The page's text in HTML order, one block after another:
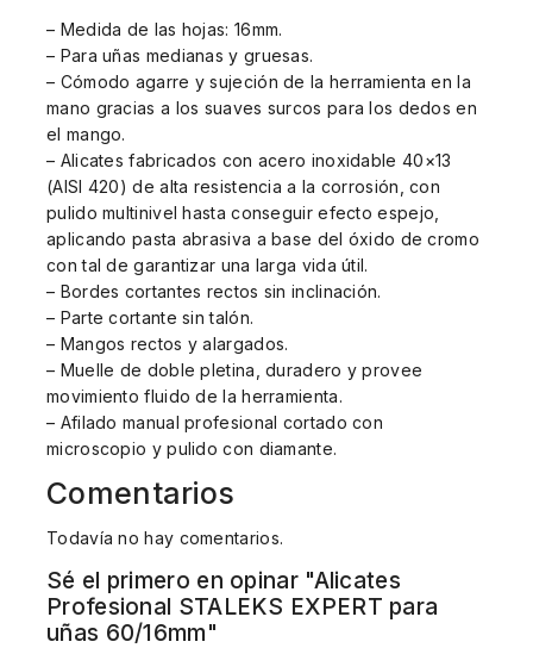
– Medida de las hojas: 16mm.
– Para uñas medianas y gruesas.
– Cómodo agarre y sujeción de la herramienta en la
mano gracias a los suaves surcos para los dedos en
el mango.
– Alicates fabricados con acero inoxidable 40×13
(AISI 420) de alta resistencia a la corrosión, con
pulido multinivel hasta conseguir efecto espejo,
aplicando pasta abrasiva a base del óxido de cromo
con tal de garantizar una larga vida útil.
– Bordes cortantes rectos sin inclinación.
– Parte cortante sin talón.
– Mangos rectos y alargados.
– Muelle de doble pletina, duradero y provee
movimiento fluido de la herramienta.
– Afilado manual profesional cortado con
microscopio y pulido con diamante.
Comentarios
Todavía no hay comentarios.
Sé el primero en opinar "Alicates
Profesional STALEKS EXPERT para
uñas 60/16mm"